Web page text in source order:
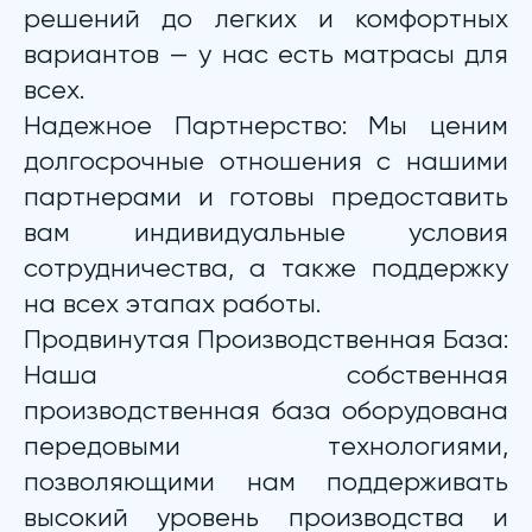
решений до легких и комфортных
вариантов — у нас есть матрасы для
всех.
Надежное Партнерство: Мы ценим
долгосрочные отношения с нашими
партнерами и готовы предоставить
вам индивидуальные условия
сотрудничества, а также поддержку
на всех этапах работы.
Продвинутая Производственная База:
Наша собственная
производственная база оборудована
передовыми технологиями,
позволяющими нам поддерживать
высокий уровень производства и